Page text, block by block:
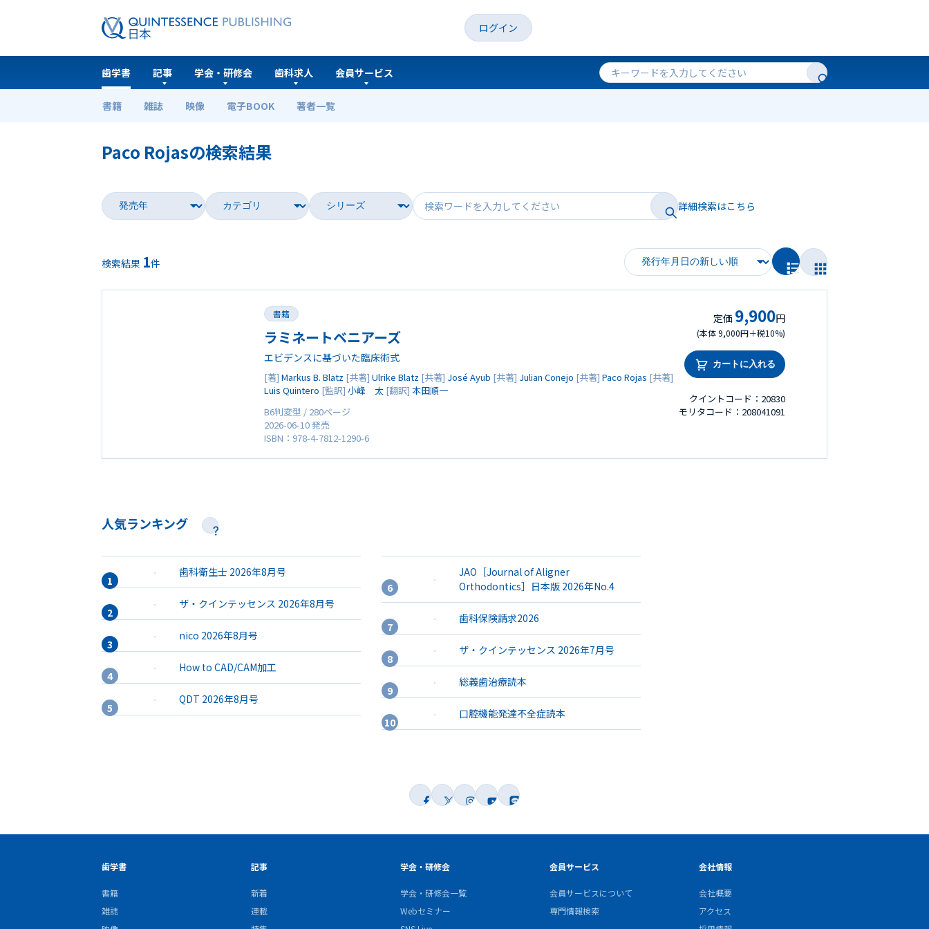
ログイン
歯学書
書籍 雑誌 映像 電子BOOK 著者一覧
記事 学会・研修会 歯科求人 会員サービス
ホーム 歯学書
Paco Rojasの検索結果
詳細検索はこちら
検索結果 1件
書籍
ラミネートベニアーズ
エビデンスに基づいた臨床術式
[著] Markus B. Blatz [共著] Ulrike Blatz [共著] José Ayub [共著] Julian Conejo [共著] Paco Rojas [共著]
Luis Quintero [監訳] 小峰 太 [翻訳] 本田順一
B6判変型 / 280ページ
2026-06-10 発売
ISBN：978-4-7812-1290-6
定価 9,900円
(本体 9,000円＋税10%)
カートに入れる
クイントコード：20830
モリタコード：208041091
人気ランキング
歯科衛生士 2026年8月号
ザ・クインテッセンス 2026年8月号
nico 2026年8月号
How to CAD/CAM加工
QDT 2026年8月号
JAO［Journal of Aligner
Orthodontics］日本版 2026年No.4
歯科保険請求2026
ザ・クインテッセンス 2026年7月号
総義歯治療読本
口腔機能発達不全症読本
歯学書
書籍
雑誌
記事
新着
連載
学会・研修会
学会・研修会一覧
Webセミナー
会員サービス
会員サービスについて
専門情報検索
会社情報
会社概要
アクセス